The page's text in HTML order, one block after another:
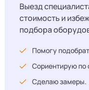
Выезд
стоимость и
подбора
Помогу
Сориентирую по
Сделаю замеры.